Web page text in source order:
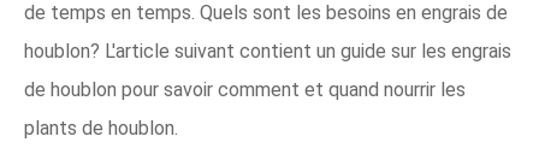
de temps en temps. Quels sont les besoins en engrais de
houblon? L'article suivant contient un guide sur les engrais
de houblon pour savoir comment et quand nourrir les
plants de houblon.